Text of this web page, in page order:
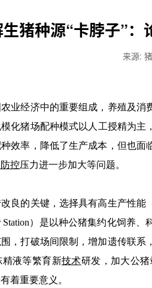
猪种源“卡脖子”
来源:
经济中的重要组成，养殖及消
化猪场配种模式以人工授精为主
效率，降低了生产成本，但也
控压力进一步加大等问题。
的关键，选择具有高生产性能
Station）是以种公猪集约化饲养
，打破场间限制，增加遗传联
液等繁育新技术研发，加大公
着重要意义。